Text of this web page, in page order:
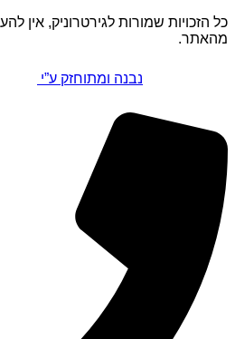
כל הזכויות שמורות לגירטרוניק, אין
מהאתר.
נבנה ומתוחזק ע”י